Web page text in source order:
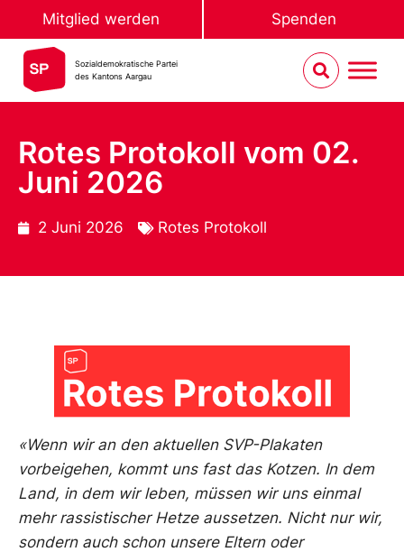
Mitglied werden Spenden
Sozialdemokratische Partei
des Kantons Aargau
Rotes Protokoll vom 02.
Juni 2026
2 Juni 2026 Rotes Protokoll
«Wenn wir an den aktuellen SVP-Plakaten
vorbeigehen, kommt uns fast das Kotzen. In dem
Land, in dem wir leben, müssen wir uns einmal
mehr rassistischer Hetze aussetzen. Nicht nur wir,
sondern auch schon unsere Eltern oder